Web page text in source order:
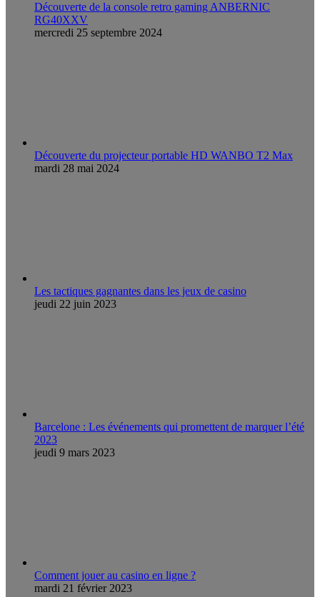
Découverte de la console retro gaming ANBERNIC
RG40XXV
mercredi 25 septembre 2024
Découverte du projecteur portable HD WANBO T2 Max
mardi 28 mai 2024
Les tactiques gagnantes dans les jeux de casino
jeudi 22 juin 2023
Barcelone : Les événements qui promettent de marquer l’été
2023
jeudi 9 mars 2023
Comment jouer au casino en ligne ?
mardi 21 février 2023